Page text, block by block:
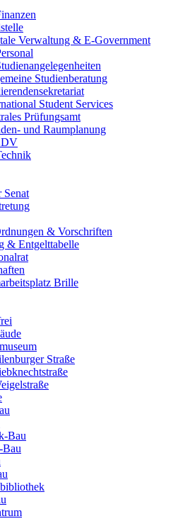
Verwaltung & E-Government
Studienberatung
Student Services
Prüfungsamt
und Raumplanung
Senat
& Vorschriften
& Entgelttabelle
Brille
Straße
Bau
Bau